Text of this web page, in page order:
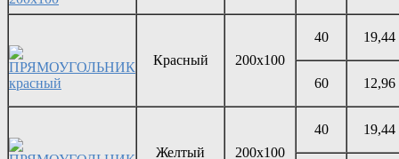
Красный 200х100
40 19,44
60 12,96
Желтый 200х100
40 19,44